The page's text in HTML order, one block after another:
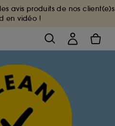
avis produits de nos client(e)s
en vidéo !